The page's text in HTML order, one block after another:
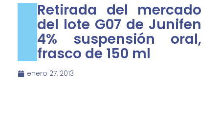
Retirada del mercado
del lote G07 de Junifen
4% suspensión oral,
frasco de 150 ml
enero 27, 2013